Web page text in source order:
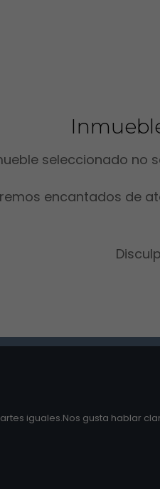
seleccionado no
encantados de
iguales.Nos gusta hablar